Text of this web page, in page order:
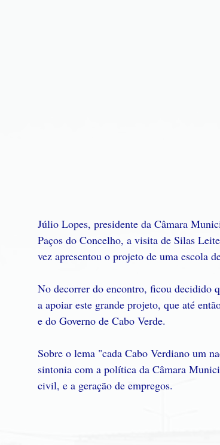
Júlio Lopes, presidente da Câmara
Paços do Concelho, a visita de Silas
vez apresentou o projeto de uma escola
No decorrer do encontro, ficou decidido
a apoiar este grande projeto, que até
e do Governo de Cabo Verde.
Sobre o lema "cada Cabo Verdiano um
sintonia com a política da Câmara
civil, e a geração de empregos.